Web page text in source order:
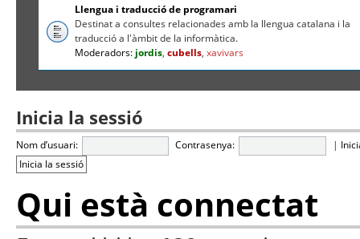
Llengua i traducció de programari
Destinat a consultes relacionades amb la llengua catalana i la
traducció a l'àmbit de la informàtica.
Moderadors: jordis,cubells,xavivars
Inicia la sessió
Nom d’usuari: Contrasenya: |
Qui està connectat